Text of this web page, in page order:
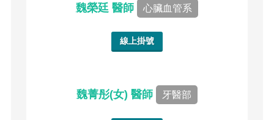
魏榮廷 醫師 心臟血管系
線上掛號
魏菁彤(女) 醫師 牙醫部